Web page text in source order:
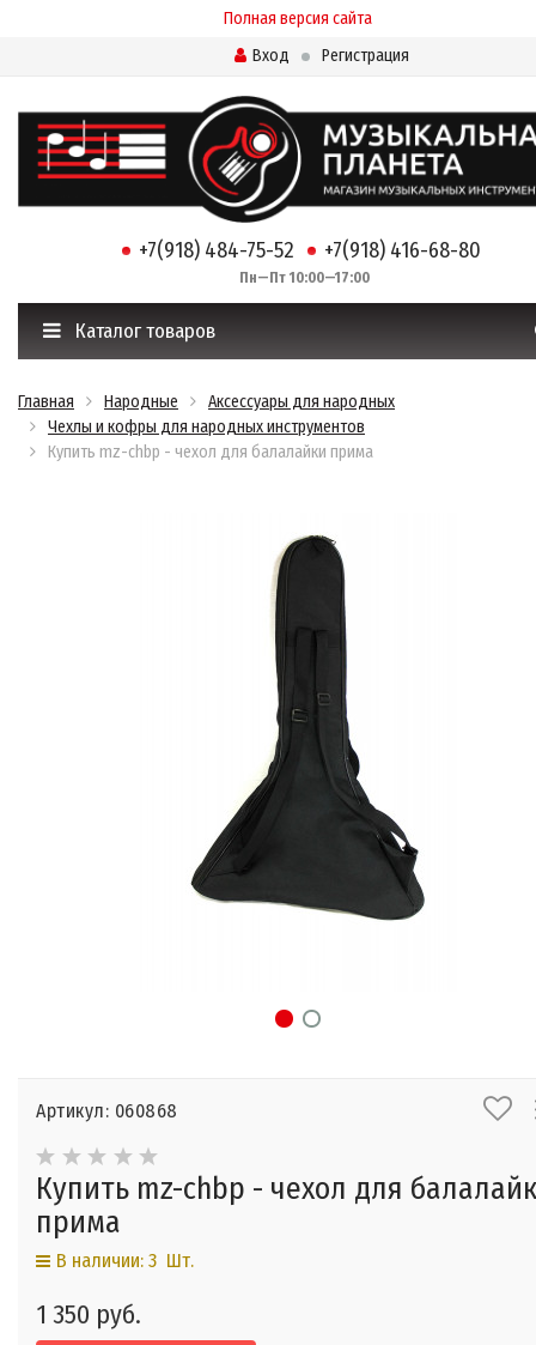
Полная версия сайта
Вход
Регистрация
+7(918) 484-75-52 +7(918) 416-68-80
Пн—Пт 10:00—17:00
Каталог товаров
Главная Народные
Аксессуары для народных
Чехлы и кофры для народных инструментов
Купить mz-chbp - чехол для балалайки прима
Артикул: 060868
Купить mz-chbp - чехол для
прима
В наличии: 3 Шт.
1 350 руб.